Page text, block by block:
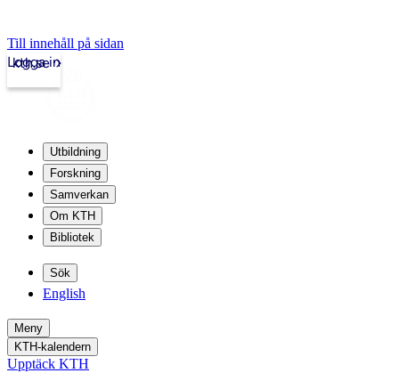
Till innehåll på sidan
kth.se
Logga in
Utbildning
Forskning
Samverkan
Om KTH
Bibliotek
Sök
English
Meny
KTH-kalendern
Upptäck KTH